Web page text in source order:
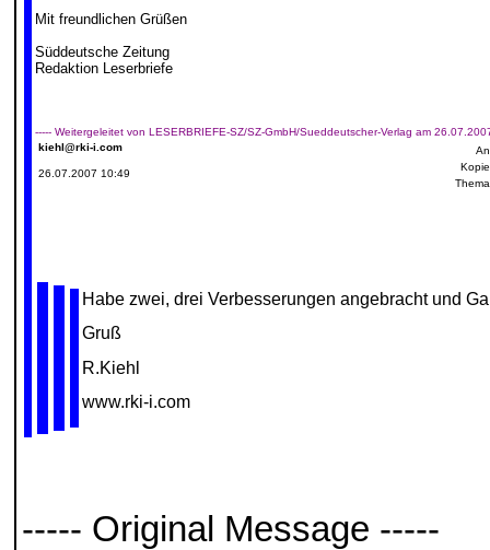
Mit freundlichen Grüßen
Süddeutsche Zeitung
Redaktion Leserbriefe
----- Weitergeleitet von LESERBRIEFE-SZ/SZ-GmbH/Sueddeutscher-Verlag am
kiehl@rki-i.com
26.07.2007 10:49
An
Kopie
Thema
Habe zwei, drei Verbesserungen angebracht und
Gruß
R.Kiehl
www.rki-i.com
----- Original Message -----